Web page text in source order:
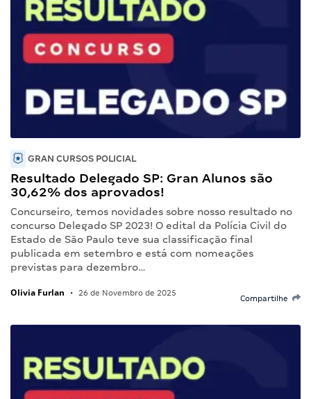
GRAN CURSOS POLICIAL
Resultado Delegado SP: Gran Alunos são
30,62% dos aprovados!
Concurseiro, temos novidades sobre nosso resultado no
concurso Delegado SP 2023! O edital da Polícia Civil do
Estado de São Paulo teve sua classificação final
publicada em setembro e está com nomeações
previstas para dezembro…
Olivia Furlan • 26 de Novembro de 2025
Compartilhe